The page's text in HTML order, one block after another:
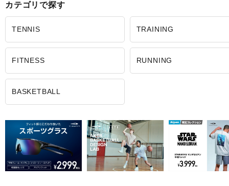
カテゴリで探す
TENNIS TRAINING
FITNESS RUNNING
BASKETBALL